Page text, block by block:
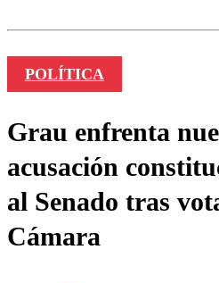
POLÍTICA
Grau enfrenta
acusación
al Senado tras
Cámara